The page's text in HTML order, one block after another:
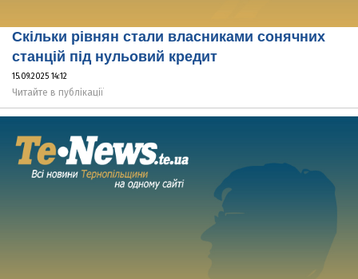
Скільки рівнян стали власниками сонячних
станцій під нульовий кредит
15.09.2025 14:12
Читайте в публікації